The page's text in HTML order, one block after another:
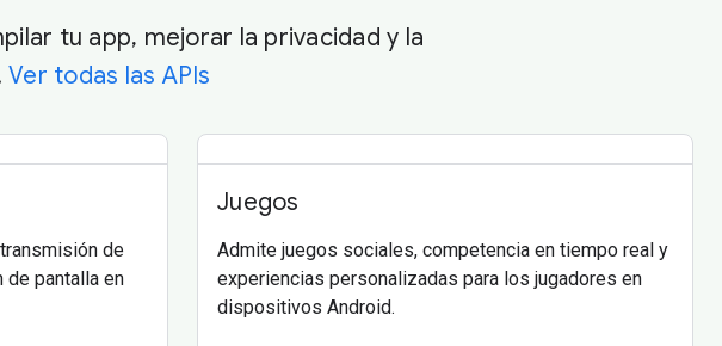
tu app, mejorar la privacidad y la
Ver todas las APIs
de
de pantalla en
Juegos
Admite juegos sociales, competencia en tiempo real y
experiencias personalizadas para los jugadores en
dispositivos Android.